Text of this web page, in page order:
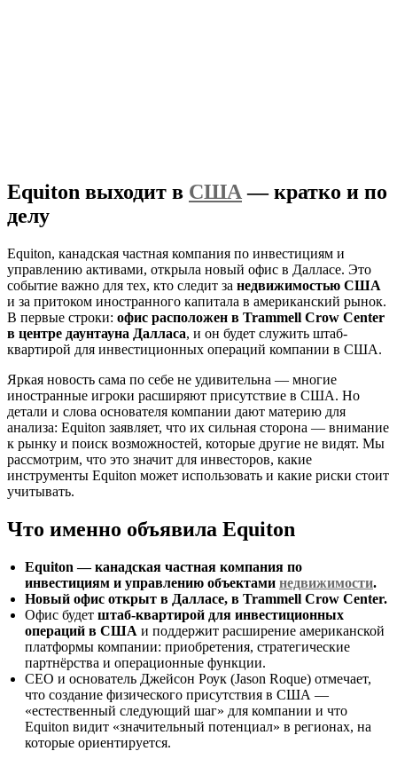
Equiton выходит в США — кратко и по
делу
Equiton, канадская частная компания по инвестициям и
управлению активами, открыла новый офис в Далласе. Это
событие важно для тех, кто следит за недвижимостью США
и за притоком иностранного капитала в американский рынок.
В первые строки: офис расположен в Trammell Crow Center
в центре даунтауна Далласа, и он будет служить штаб-
квартирой для инвестиционных операций компании в США.
Яркая новость сама по себе не удивительна — многие
иностранные игроки расширяют присутствие в США. Но
детали и слова основателя компании дают материю для
анализа: Equiton заявляет, что их сильная сторона — внимание
к рынку и поиск возможностей, которые другие не видят. Мы
рассмотрим, что это значит для инвесторов, какие
инструменты Equiton может использовать и какие риски стоит
учитывать.
Что именно объявила Equiton
Equiton — канадская частная компания по
инвестициям и управлению объектами недвижимости.
Новый офис открыт в Далласе, в Trammell Crow Center.
Офис будет штаб-квартирой для инвестиционных
операций в США и поддержит расширение американской
платформы компании: приобретения, стратегические
партнёрства и операционные функции.
CEO и основатель Джейсон Роук (Jason Roque) отмечает,
что создание физического присутствия в США —
«естественный следующий шаг» для компании и что
Equiton видит «значительный потенциал» в регионах, на
которые ориентируется.